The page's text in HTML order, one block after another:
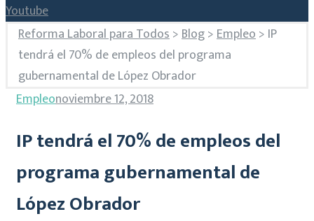
Youtube
Reforma Laboral para Todos>Blog>Empleo> IP
tendrá el 70% de empleos del programa
gubernamental de López Obrador
Empleonoviembre 12, 2018
IP tendrá el 70% de empleos del
programa gubernamental de
López Obrador